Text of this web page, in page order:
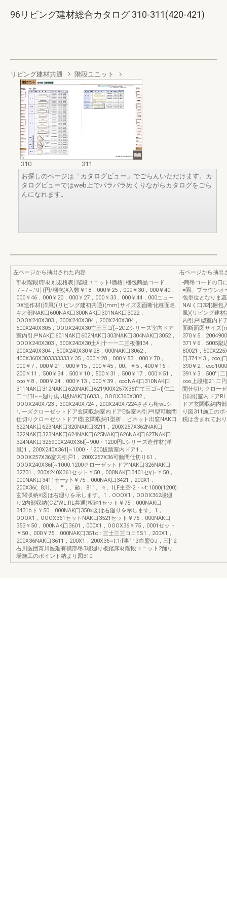
96リビング建材総合カタログ 310-311(420-421)
リビング建材共通 階段ユニット
310
311
お探しのページは「カタログビュー」でごらんいただけます。カ
タログビューではweb上でパラパラめくりながらカタログをごら
んになれます。
左ページから抽出された内容
部材階段l部材別規格表￨階段ユニットl価格￨梱包商品コード
I/~-/~;'\I￨(円/梱包)¥入数￥18，000￥25，000￥30，000￥40，
000￥46，000￥20，000￥27，000￥33，000￥44，000ニュー
DX造作材(洋風)(リビング建初共通)(mm)サイズ図面断化粧面名
キオ部NAK口600NAK口300NAK口301NAK口3022，
OOOX240X303，300X240X304，200X240X304，
500X240X305，OOOX240X30亡三三ゴ[~2CZシリーズ室内ドア
室内引戸NAK口601NAK口602NAK口303NAK口304NAK口3052，
OOOX240X303，300X240X30土利十一一二三板側l34，
200X240X304，500X240X30￥28，000NAK口3062，
400X360X303333333￥35，000￥28，000￥53，000￥70，
000￥7，000￥21，000￥15，000￥45，00。￥5，400￥16，
200￥11，500￥34，500￥10，500￥31，500￥17，000￥51，
∞o￥8，000￥24，000￥13，000￥39，∞oNAK口310NAK口
311NAK口312NAK口620NAK口621900X257X36亡て三ゴ~I]仁二
二コ臼l~~廻り倶IJ板NAK口6033，OOOX360X302，
OOOX240X723，300X240X724，200X240X7224ささら桁wLシ
リーズクローゼットドア玄関収納室内ドアE裂室内引戸I型可動間
仕切りクローゼットドアI型玄関収納1型析，ピネット出窓NAK口
622NAK口623NAK口320NAK口3211，200X257X362NAK口
322NAK口323NAK口624NAK口625NAK口626NAK口627NAK口
324NAK口325900X240X36l[~900・1200円Lシリーズ造作材(洋
風)1，200X240X361[~1000・1200板踏室内ドア1，
OOOX257X36室内引戸1，200X257X36可動間仕切り61，
OOOX240X36I[~1000.1200クローゼットドアNAK口326NAK口
32731，200X240X361セット￥50，000NAK口3401セyト￥50，
000NAK口3411セーy卜￥75，000NAK口3421，200X1，
200X36(…8川、、""，、齢、811、々、lLF主空-2・~t:1000(1200)
玄関収納※図は右廻りを示します。1，OOOX1，OOOX362段廻
り2内部収納(CZ'WL.RL共通)板踏1セット￥75，000NAK口
3431bト￥50，000NAK口350※図は右廻りを示します。1，
OOOX1，OOOX361セットNAK口3521セット￥75，000NAK口
353￥50，000NAK口3601，000X1，OOOX36￥75，0001セット
￥50，000￥75，000NAK口351c:::三士三三ココES1，200X1，
200X36NAK口3611，200X1，200X36~t:1if事11β血盟QJ，三]12
右川医団宵川医廻有償部昂3段廻り板踏床材階段ユニット2踊り
場施工のポイント納まり図310
右ページから抽出
-商昂コードの口
=園、ブラウンオ
包単位となりま
NAIく口32](梱包
風)(リビング建
内引戸I型室内ド
面断面図サイズ
370￥5，
371￥6，5005蹴
80021，
口374￥3，∞o;
390￥2，
391￥3，500"￨
∞o上段権21:二
間仕切りクロー
(洋風)室内ドア
ドア玄関収納内
り図311施工の
税は含まれてお